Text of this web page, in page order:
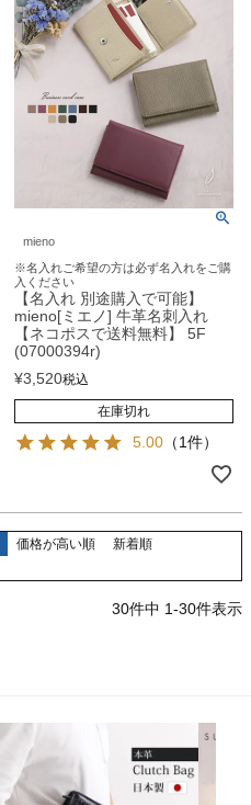
mieno
※名入れご希望の方は必ず名入れをご購
入ください
【名入れ 別途購入で可能】
mieno[ミエノ] 牛革名刺入れ
【ネコポスで送料無料】 5F
(07000394r)
¥3,520税込
在庫切れ
5.00 （1件）
価格が高い順
新着順
30件中 1-30件表示